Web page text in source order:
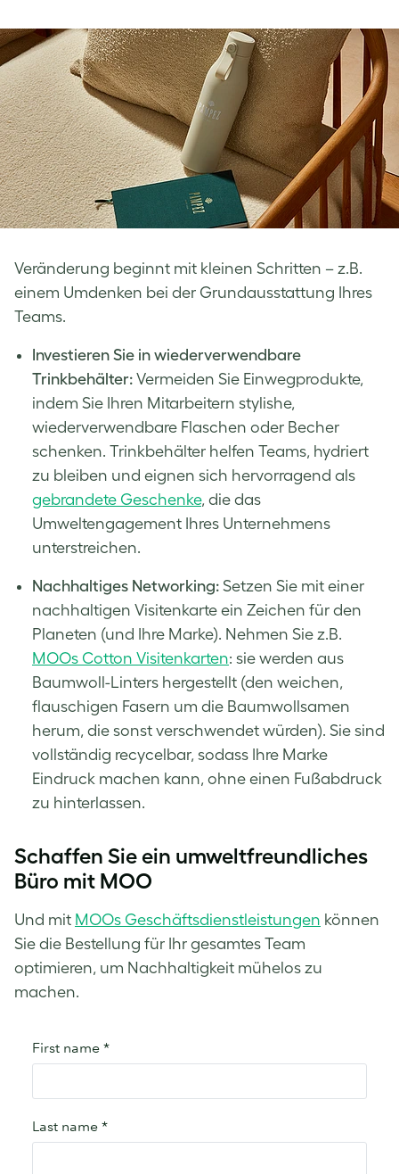
Veränderung beginnt mit kleinen Schritten – z.B.
einem Umdenken bei der Grundausstattung Ihres
Teams.
Investieren Sie in wiederverwendbare
Trinkbehälter: Vermeiden Sie Einwegprodukte,
indem Sie Ihren Mitarbeitern stylishe,
wiederverwendbare Flaschen oder Becher
schenken. Trinkbehälter helfen Teams, hydriert
zu bleiben und eignen sich hervorragend als
gebrandete Geschenke, die das
Umweltengagement Ihres Unternehmens
unterstreichen.
Nachhaltiges Networking: Setzen Sie mit einer
nachhaltigen Visitenkarte ein Zeichen für den
Planeten (und Ihre Marke). Nehmen Sie z.B.
MOOs Cotton Visitenkarten: sie werden aus
Baumwoll-Linters hergestellt (den weichen,
flauschigen Fasern um die Baumwollsamen
herum, die sonst verschwendet würden). Sie sind
vollständig recycelbar, sodass Ihre Marke
Eindruck machen kann, ohne einen Fußabdruck
zu hinterlassen.
Schaffen Sie ein umweltfreundliches
Büro mit MOO
Und mit MOOs Geschäftsdienstleistungen können
Sie die Bestellung für Ihr gesamtes Team
optimieren, um Nachhaltigkeit mühelos zu
machen.